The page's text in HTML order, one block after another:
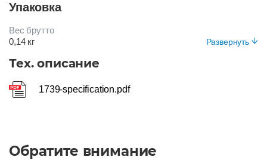
Упаковка
Развернуть
Вес брутто
0,14 кг
Вид упаковки
Короб
Тех. описание
1739-specification.pdf
Обратите внимание